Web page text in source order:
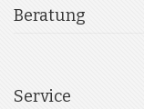
Beratung
Service